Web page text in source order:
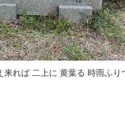
来れば 二上に 黄葉る 時雨ふり